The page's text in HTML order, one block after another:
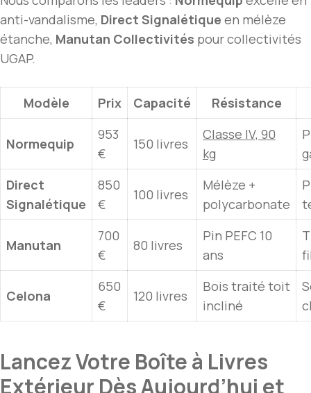
anti-vandalisme, Direct Signalétique en mélèze
étanche, Manutan Collectivités pour collectivités
UGAP.
Modèle Prix Capacité Résistance
Normequip
953
€
150 livres
Classe IV, 90
kg
Direct
Signalétique
850
€
100 livres
Mélèze +
polycarbonate
Manutan
700
€
80 livres
Pin PEFC 10
ans
Celona
650
€
120 livres
Bois traité toit
incliné
Lancez Votre Boîte à Livres
Extérieur Dès Aujourd’hui et